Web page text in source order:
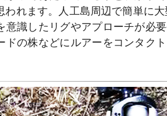
われます。人工島周辺で簡単に
意識したリグやアプローチが必
ドの株などにルアーをコンタク